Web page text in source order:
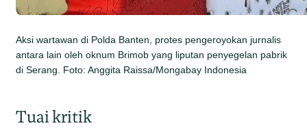
Aksi wartawan di Polda Banten, protes pengeroyokan jurnalis
antara lain oleh oknum Brimob yang liputan penyegelan pabrik
di Serang. Foto: Anggita Raissa/Mongabay Indonesia
Tuai kritik